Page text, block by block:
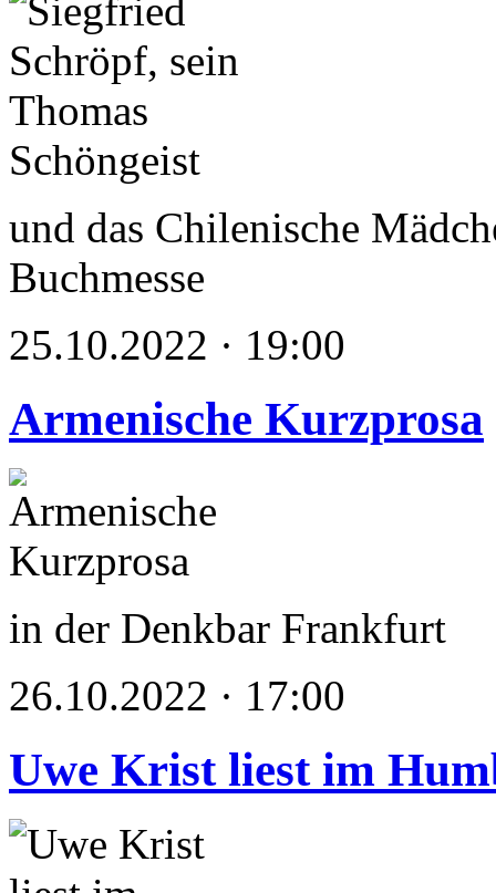
und das Chilenische
Buchmesse
25.10.2022 · 19:00
Armenische Kurzprosa
in der Denkbar Frankfurt
26.10.2022 · 17:00
Uwe Krist liest im